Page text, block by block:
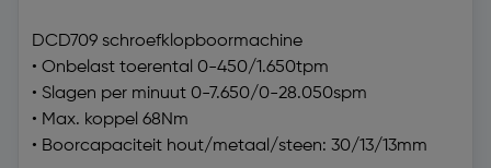
DCD709 schroefklopboormachine
• Onbelast toerental 0-450/1.650tpm
• Slagen per minuut 0-7.650/0-28.050spm
• Max. koppel 68Nm
• Boorcapaciteit hout/metaal/steen: 30/13/13mm